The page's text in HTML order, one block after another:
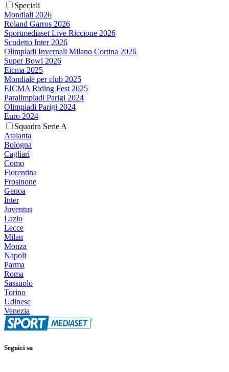
Speciali
Mondiali 2026
Roland Garros 2026
Sportmediaset Live Riccione 2026
Scudetto Inter 2026
Olimpiadi Invernali Milano Cortina 2026
Super Bowl 2026
Eicma 2025
Mondiale per club 2025
EICMA Riding Fest 2025
Paralimpiadi Parigi 2024
Olimpiadi Parigi 2024
Euro 2024
Squadra Serie A
Atalanta
Bologna
Cagliari
Como
Fiorentina
Frosinone
Genoa
Inter
Juventus
Lazio
Lecce
Milan
Monza
Napoli
Parma
Roma
Sassuolo
Torino
Udinese
Venezia
Seguici su